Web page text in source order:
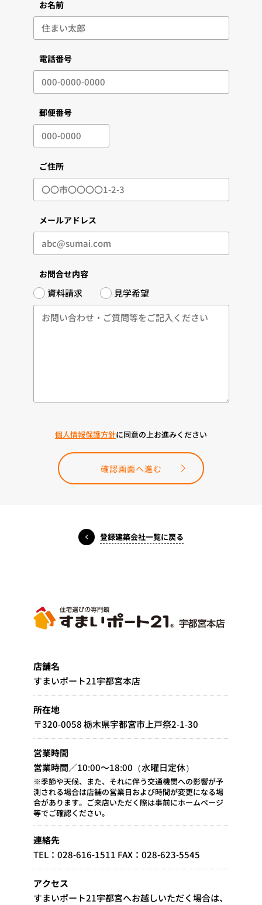
お名前
電話番号
郵便番号
ご住所
メールアドレス
お問合せ内容
資料請求 見学希望
個人情報保護方針に同意の上お進みください
確認画面へ進む
登録建築会社一覧に戻る
店舗名
すまいポート21宇都宮本店
所在地
〒320-0058 栃木県宇都宮市上戸祭2-1-30
営業時間
営業時間／10:00～18:00（水曜日定休）
※季節や天候、また、それに伴う交通機関への影響が予
測される場合は店舗の営業日および時間が変更になる場
合があります。ご来店いただく際は事前にホームページ
等でご確認ください。
連絡先
TEL：028-616-1511 FAX：028-623-5545
アクセス
すまいポート21宇都宮へお越しいただく場合は、